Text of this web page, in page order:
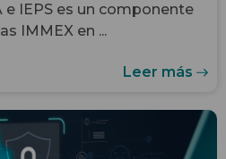
e IEPS es un componente
IMMEX en ...
Leer más